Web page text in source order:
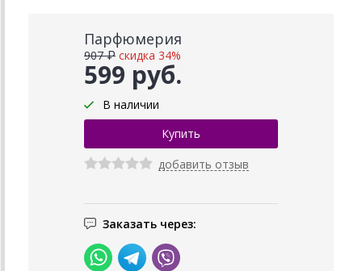
Парфюмерия
599 руб.
907 ₽ скидка 34%
В наличии
добавить отзыв
Заказать через: